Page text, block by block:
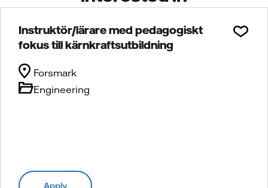
Instruktör/lärare med pedagogiskt
fokus till kärnkraftsutbildning
Engineering
Forsmark
Apply